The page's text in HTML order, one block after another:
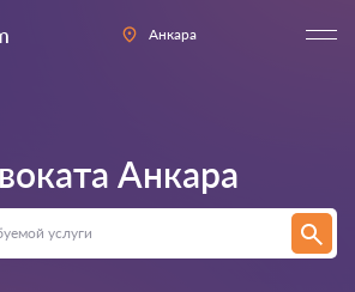
Анкара
Анкара